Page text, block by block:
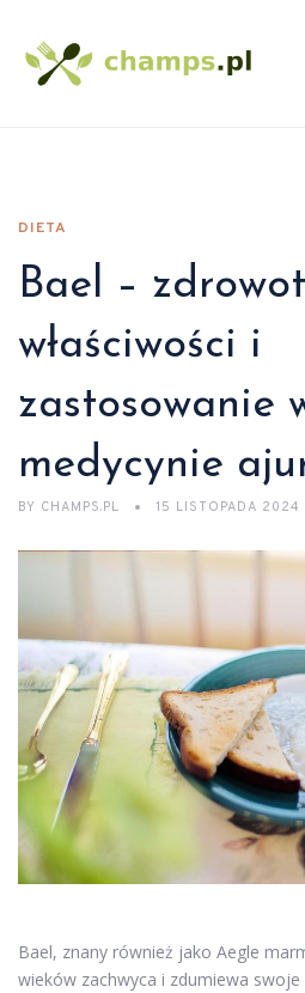
DIETA
Bael –
właściwości i
zastosowanie
medycynie
BY CHAMPS.PL 15 LISTOPADA 2024
Bael, znany również jako Aegle
wieków zachwyca i zdumiewa